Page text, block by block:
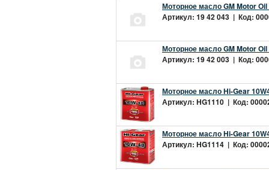
Моторное масло GM Motor Oil
Артикул: 19 42 043 | Код:
Моторное масло GM Motor
Артикул: 19 42 003 | Код:
Моторное масло Hi-Gear
Артикул: HG1110 | Код:
Моторное масло Hi-Gear
Артикул: HG1114 | Код: